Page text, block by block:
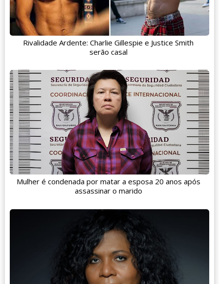
Rivalidade Ardente: Charlie Gillespie e Justice Smith
serão casal
Mulher é condenada por matar a esposa 20 anos após
assassinar o marido